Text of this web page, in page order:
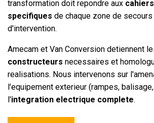
transformation doit repondre aux
specifiques de chaque zone de
d'intervention.
Amecam et Van Conversion detiennent
constructeurs necessaires et
realisations. Nous intervenons sur
l'equipement exterieur (rampes,
l'integration electrique complete.